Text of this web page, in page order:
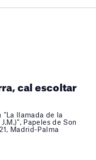
cal escoltar
"La llamada de la
Papeles de Son
Madrid-Palma